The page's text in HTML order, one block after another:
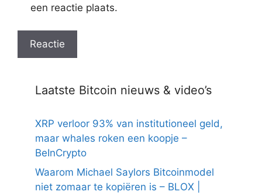
een reactie plaats.
Laatste Bitcoin nieuws & video’s
XRP verloor 93% van institutioneel geld,
maar whales roken een koopje –
BeInCrypto
Waarom Michael Saylors Bitcoinmodel
niet zomaar te kopiëren is – BLOX |